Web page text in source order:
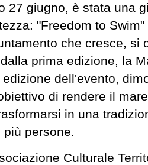
27 giugno, è stata una
"Freedom to
che cresce, si
prima edizione, la
dell'evento,
di rendere il
in una
persone.
Culturale